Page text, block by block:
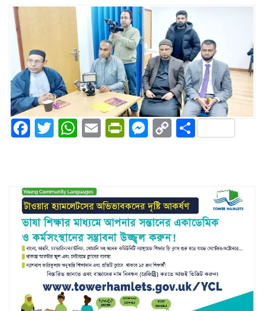
Facebook
Twitter
WhatsApp
EmailPrintFriendly
Messenger
CopyShare